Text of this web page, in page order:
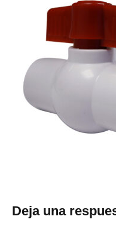
Deja una